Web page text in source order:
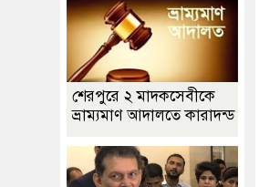
শেরপুরে ২ মাদকসেবীকে
ভ্রাম্যমাণ আদালতে কারাদন্ড